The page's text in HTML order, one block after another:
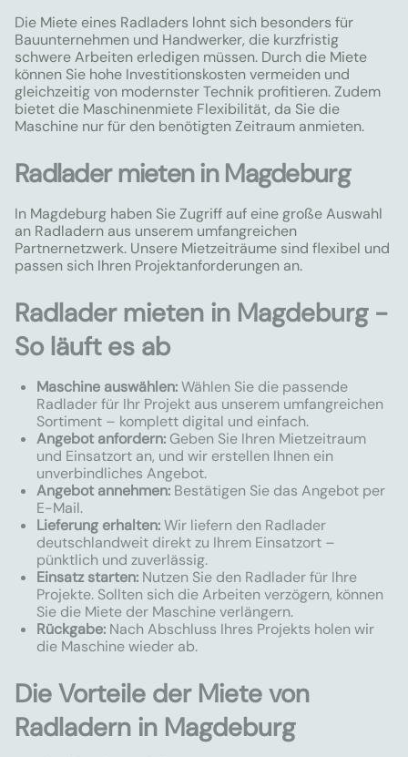
Die Miete eines Radladers lohnt sich besonders für
Bauunternehmen und Handwerker, die kurzfristig
schwere Arbeiten erledigen müssen. Durch die Miete
können Sie hohe Investitionskosten vermeiden und
gleichzeitig von modernster Technik profitieren. Zudem
bietet die Maschinenmiete Flexibilität, da Sie die
Maschine nur für den benötigten Zeitraum anmieten.
Radlader mieten in Magdeburg
In Magdeburg haben Sie Zugriff auf eine große Auswahl
an Radladern aus unserem umfangreichen
Partnernetzwerk. Unsere Mietzeiträume sind flexibel und
passen sich Ihren Projektanforderungen an.
Radlader mieten in Magdeburg -
So läuft es ab
Maschine auswählen:Wählen Sie die passende
Radlader für Ihr Projekt aus unserem umfangreichen
Sortiment – komplett digital und einfach.
Angebot anfordern: Geben Sie Ihren Mietzeitraum
und Einsatzort an, und wir erstellen Ihnen ein
unverbindliches Angebot.
Angebot annehmen: Bestätigen Sie das Angebot per
E-Mail.
Lieferung erhalten:Wir liefern den Radlader
deutschlandweit direkt zu Ihrem Einsatzort –
pünktlich und zuverlässig.
Einsatz starten: Nutzen Sie den Radlader für Ihre
Projekte. Sollten sich die Arbeiten verzögern, können
Sie die Miete der Maschine verlängern.
Rückgabe: Nach Abschluss Ihres Projekts holen wir
die Maschine wieder ab.
Die Vorteile der Miete von
Radladern in Magdeburg